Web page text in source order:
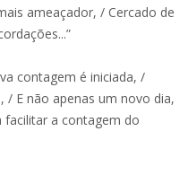
ameaçador, / Cercado de
contagem é iniciada, /
/ E não apenas um novo dia,
facilitar a contagem do